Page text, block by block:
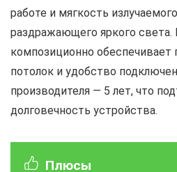
работе и мягкость
раздражающего яркого света.
композиционно обеспечивает
потолок и удобство
производителя — 5 лет, что
долговечность устройства.
Плюсы